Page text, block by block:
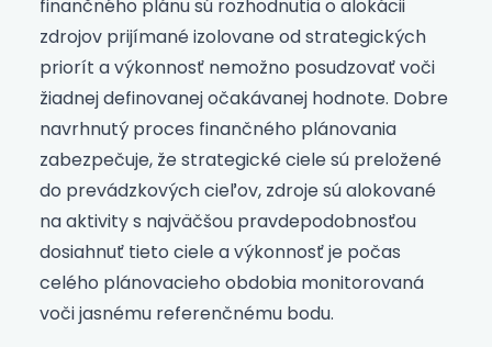
finančného plánu sú rozhodnutia o alokácii
zdrojov prijímané izolovane od strategických
priorít a výkonnosť nemožno posudzovať voči
žiadnej definovanej očakávanej hodnote. Dobre
navrhnutý proces finančného plánovania
zabezpečuje, že strategické ciele sú preložené
do prevádzkových cieľov, zdroje sú alokované
na aktivity s najväčšou pravdepodobnosťou
dosiahnuť tieto ciele a výkonnosť je počas
celého plánovacieho obdobia monitorovaná
voči jasnému referenčnému bodu.